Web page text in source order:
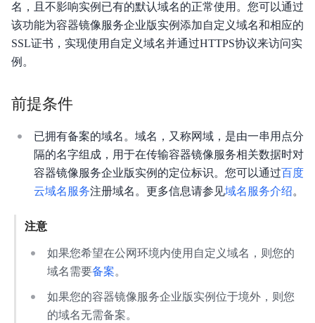
功能发布记录
产品公告
产品简介
快速入门
企业版操作指南
企业版API参考
个人版文档集
服务等级协议SLA
名，且不影响实例已有的默认域名的正常使用。您可以通过
该功能为容器镜像服务企业版实例添加自定义域名和相应的
SSL证书，实现使用自定义域名并通过HTTPS协议来访问实
例。
前提条件
已拥有备案的域名。域名，又称网域，是由一串用点分
隔的名字组成，用于在传输容器镜像服务相关数据时对
容器镜像服务企业版实例的定位标识。您可以通过百度
云域名服务注册域名。更多信息请参见域名服务介绍。
注意
如果您希望在公网环境内使用自定义域名，则您的
域名需要备案。
如果您的容器镜像服务企业版实例位于境外，则您
的域名无需备案。